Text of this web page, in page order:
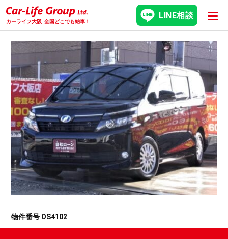
カーライフ大阪 全国どこでも納車！
LINE相談
物件番号 OS4102